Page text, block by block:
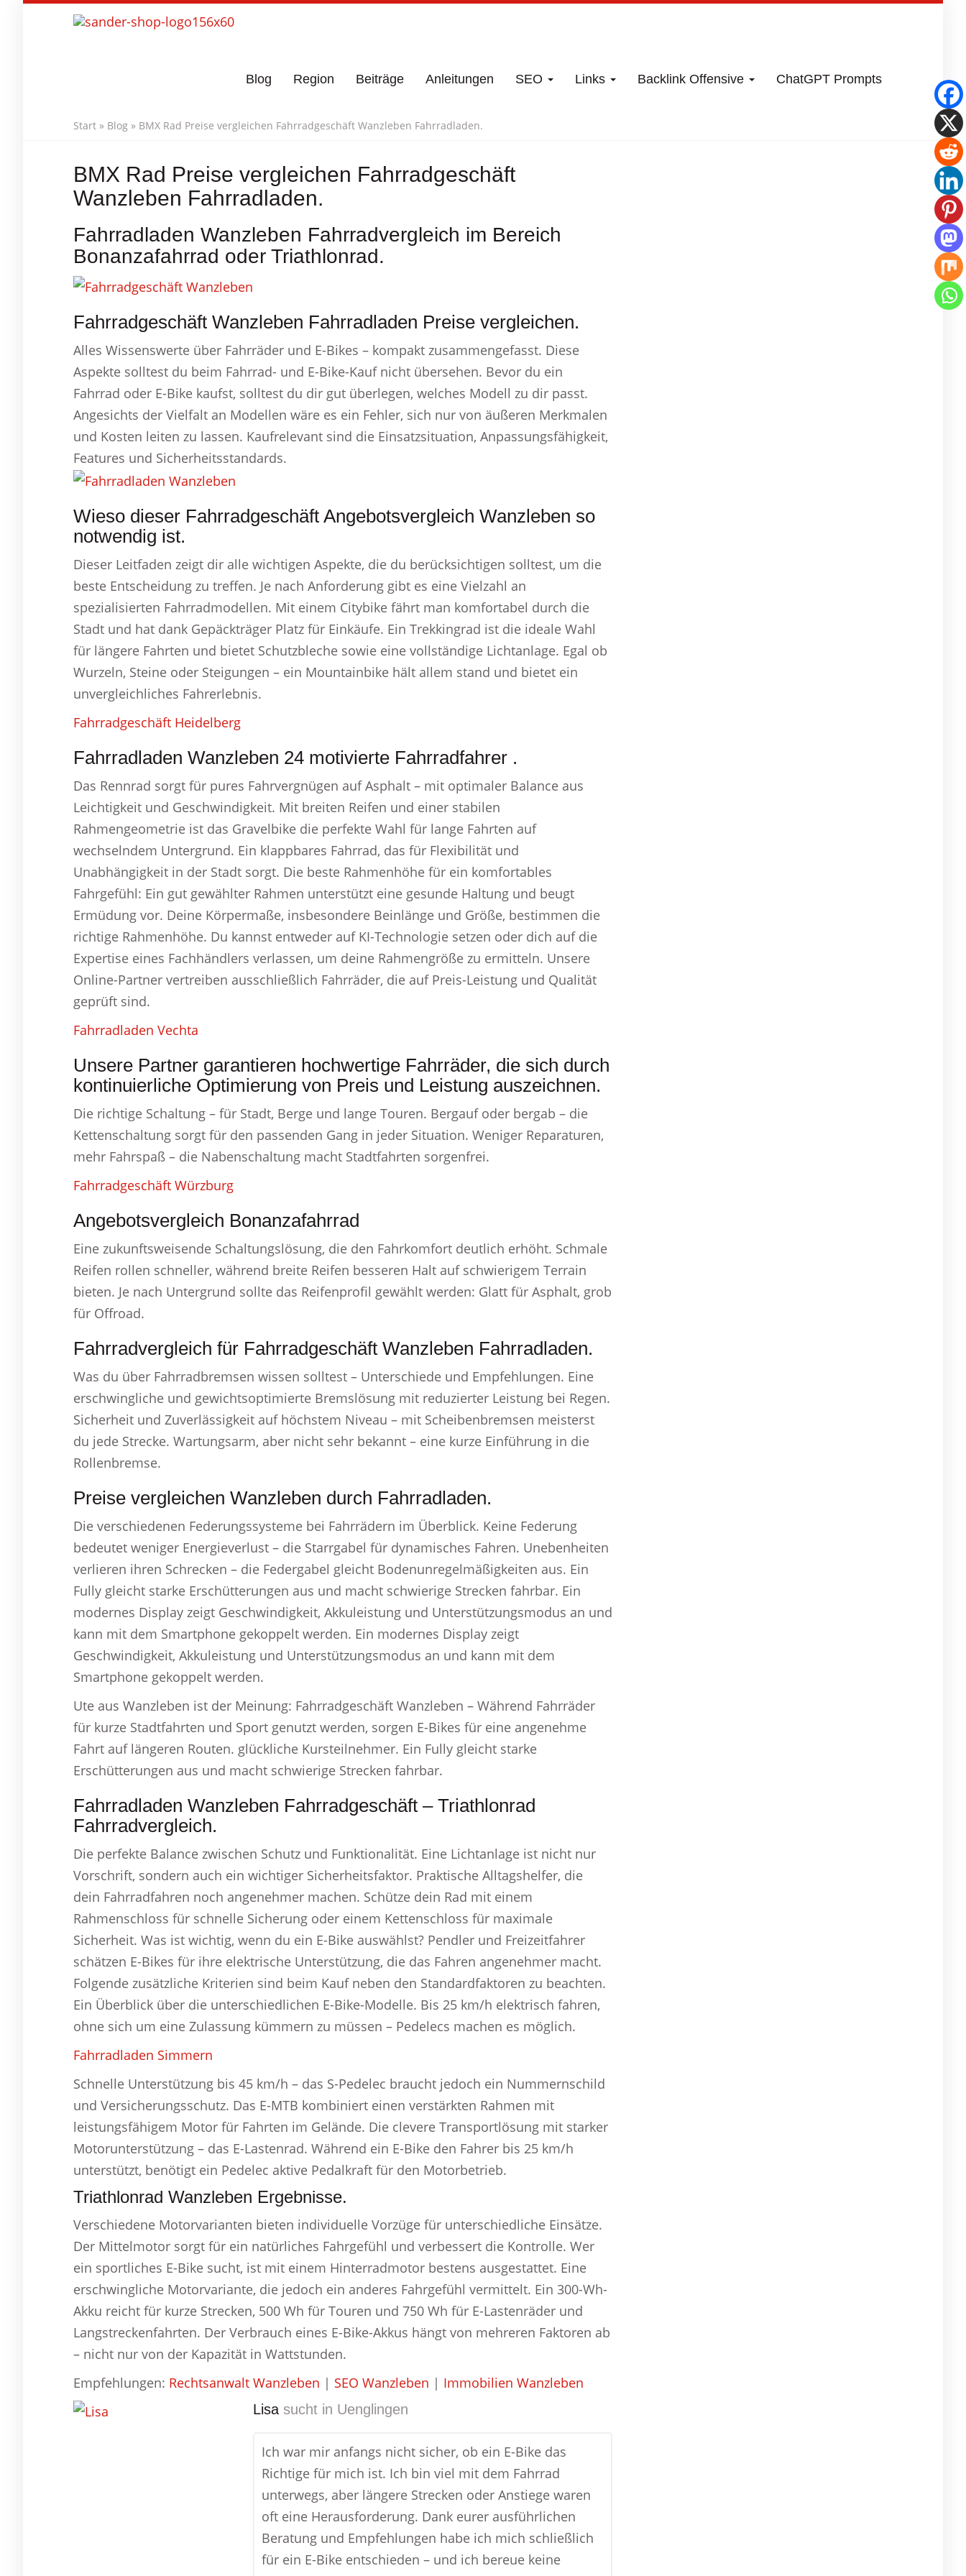
Blog Region Beiträge Anleitungen SEO Links Backlink Offensive ChatGPT Prompts
Start » Blog » BMX Rad Preise vergleichen Fahrradgeschäft Wanzleben Fahrradladen.
BMX Rad Preise vergleichen Fahrradgeschäft
Wanzleben Fahrradladen.
Fahrradladen Wanzleben Fahrradvergleich im Bereich
Bonanzafahrrad oder Triathlonrad.
Fahrradgeschäft Wanzleben Fahrradladen Preise vergleichen.
Alles Wissenswerte über Fahrräder und E-Bikes – kompakt zusammengefasst. Diese
Aspekte solltest du beim Fahrrad- und E-Bike-Kauf nicht übersehen. Bevor du ein
Fahrrad oder E-Bike kaufst, solltest du dir gut überlegen, welches Modell zu dir passt.
Angesichts der Vielfalt an Modellen wäre es ein Fehler, sich nur von äußeren Merkmalen
und Kosten leiten zu lassen. Kaufrelevant sind die Einsatzsituation, Anpassungsfähigkeit,
Features und Sicherheitsstandards.
Wieso dieser Fahrradgeschäft Angebotsvergleich Wanzleben so
notwendig ist.
Dieser Leitfaden zeigt dir alle wichtigen Aspekte, die du berücksichtigen solltest, um die
beste Entscheidung zu treffen. Je nach Anforderung gibt es eine Vielzahl an
spezialisierten Fahrradmodellen. Mit einem Citybike fährt man komfortabel durch die
Stadt und hat dank Gepäckträger Platz für Einkäufe. Ein Trekkingrad ist die ideale Wahl
für längere Fahrten und bietet Schutzbleche sowie eine vollständige Lichtanlage. Egal ob
Wurzeln, Steine oder Steigungen – ein Mountainbike hält allem stand und bietet ein
unvergleichliches Fahrerlebnis.
Fahrradgeschäft Heidelberg
Fahrradladen Wanzleben 24 motivierte Fahrradfahrer .
Das Rennrad sorgt für pures Fahrvergnügen auf Asphalt – mit optimaler Balance aus
Leichtigkeit und Geschwindigkeit. Mit breiten Reifen und einer stabilen
Rahmengeometrie ist das Gravelbike die perfekte Wahl für lange Fahrten auf
wechselndem Untergrund. Ein klappbares Fahrrad, das für Flexibilität und
Unabhängigkeit in der Stadt sorgt. Die beste Rahmenhöhe für ein komfortables
Fahrgefühl: Ein gut gewählter Rahmen unterstützt eine gesunde Haltung und beugt
Ermüdung vor. Deine Körpermaße, insbesondere Beinlänge und Größe, bestimmen die
richtige Rahmenhöhe. Du kannst entweder auf KI-Technologie setzen oder dich auf die
Expertise eines Fachhändlers verlassen, um deine Rahmengröße zu ermitteln. Unsere
Online-Partner vertreiben ausschließlich Fahrräder, die auf Preis-Leistung und Qualität
geprüft sind.
Fahrradladen Vechta
Unsere Partner garantieren hochwertige Fahrräder, die sich durch
kontinuierliche Optimierung von Preis und Leistung auszeichnen.
Die richtige Schaltung – für Stadt, Berge und lange Touren. Bergauf oder bergab – die
Kettenschaltung sorgt für den passenden Gang in jeder Situation. Weniger Reparaturen,
mehr Fahrspaß – die Nabenschaltung macht Stadtfahrten sorgenfrei.
Fahrradgeschäft Würzburg
Angebotsvergleich Bonanzafahrrad
Eine zukunftsweisende Schaltungslösung, die den Fahrkomfort deutlich erhöht. Schmale
Reifen rollen schneller, während breite Reifen besseren Halt auf schwierigem Terrain
bieten. Je nach Untergrund sollte das Reifenprofil gewählt werden: Glatt für Asphalt, grob
für Offroad.
Fahrradvergleich für Fahrradgeschäft Wanzleben Fahrradladen.
Was du über Fahrradbremsen wissen solltest – Unterschiede und Empfehlungen. Eine
erschwingliche und gewichtsoptimierte Bremslösung mit reduzierter Leistung bei Regen.
Sicherheit und Zuverlässigkeit auf höchstem Niveau – mit Scheibenbremsen meisterst
du jede Strecke. Wartungsarm, aber nicht sehr bekannt – eine kurze Einführung in die
Rollenbremse.
Preise vergleichen Wanzleben durch Fahrradladen.
Die verschiedenen Federungssysteme bei Fahrrädern im Überblick. Keine Federung
bedeutet weniger Energieverlust – die Starrgabel für dynamisches Fahren. Unebenheiten
verlieren ihren Schrecken – die Federgabel gleicht Bodenunregelmäßigkeiten aus. Ein
Fully gleicht starke Erschütterungen aus und macht schwierige Strecken fahrbar. Ein
modernes Display zeigt Geschwindigkeit, Akkuleistung und Unterstützungsmodus an und
kann mit dem Smartphone gekoppelt werden. Ein modernes Display zeigt
Geschwindigkeit, Akkuleistung und Unterstützungsmodus an und kann mit dem
Smartphone gekoppelt werden.
Ute aus Wanzleben ist der Meinung: Fahrradgeschäft Wanzleben – Während Fahrräder
für kurze Stadtfahrten und Sport genutzt werden, sorgen E-Bikes für eine angenehme
Fahrt auf längeren Routen. glückliche Kursteilnehmer. Ein Fully gleicht starke
Erschütterungen aus und macht schwierige Strecken fahrbar.
Fahrradladen Wanzleben Fahrradgeschäft – Triathlonrad
Fahrradvergleich.
Die perfekte Balance zwischen Schutz und Funktionalität. Eine Lichtanlage ist nicht nur
Vorschrift, sondern auch ein wichtiger Sicherheitsfaktor. Praktische Alltagshelfer, die
dein Fahrradfahren noch angenehmer machen. Schütze dein Rad mit einem
Rahmenschloss für schnelle Sicherung oder einem Kettenschloss für maximale
Sicherheit. Was ist wichtig, wenn du ein E-Bike auswählst? Pendler und Freizeitfahrer
schätzen E-Bikes für ihre elektrische Unterstützung, die das Fahren angenehmer macht.
Folgende zusätzliche Kriterien sind beim Kauf neben den Standardfaktoren zu beachten.
Ein Überblick über die unterschiedlichen E-Bike-Modelle. Bis 25 km/h elektrisch fahren,
ohne sich um eine Zulassung kümmern zu müssen – Pedelecs machen es möglich.
Fahrradladen Simmern
Schnelle Unterstützung bis 45 km/h – das S-Pedelec braucht jedoch ein Nummernschild
und Versicherungsschutz. Das E-MTB kombiniert einen verstärkten Rahmen mit
leistungsfähigem Motor für Fahrten im Gelände. Die clevere Transportlösung mit starker
Motorunterstützung – das E-Lastenrad. Während ein E-Bike den Fahrer bis 25 km/h
unterstützt, benötigt ein Pedelec aktive Pedalkraft für den Motorbetrieb.
Triathlonrad Wanzleben Ergebnisse.
Verschiedene Motorvarianten bieten individuelle Vorzüge für unterschiedliche Einsätze.
Der Mittelmotor sorgt für ein natürliches Fahrgefühl und verbessert die Kontrolle. Wer
ein sportliches E-Bike sucht, ist mit einem Hinterradmotor bestens ausgestattet. Eine
erschwingliche Motorvariante, die jedoch ein anderes Fahrgefühl vermittelt. Ein 300-Wh-
Akku reicht für kurze Strecken, 500 Wh für Touren und 750 Wh für E-Lastenräder und
Langstreckenfahrten. Der Verbrauch eines E-Bike-Akkus hängt von mehreren Faktoren ab
– nicht nur von der Kapazität in Wattstunden.
Empfehlungen: Rechtsanwalt Wanzleben | SEO Wanzleben | Immobilien Wanzleben
Lisa sucht in Uenglingen
Ich war mir anfangs nicht sicher, ob ein E-Bike das
Richtige für mich ist. Ich bin viel mit dem Fahrrad
unterwegs, aber längere Strecken oder Anstiege waren
oft eine Herausforderung. Dank eurer ausführlichen
Beratung und Empfehlungen habe ich mich schließlich
für ein E-Bike entschieden – und ich bereue keine